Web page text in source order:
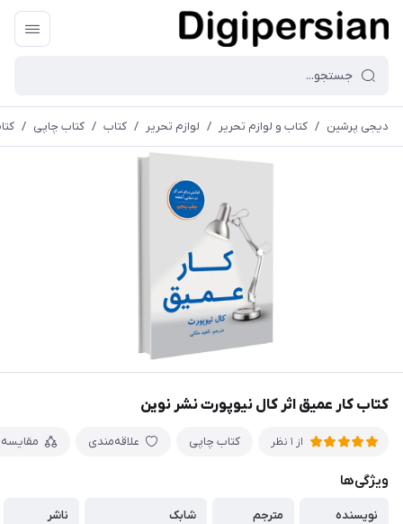
دیجی پرشین / کتاب و لوازم تحریر / لوازم تحریر / کتاب / کتاب چاپی /
کتاب کار عمیق اثر کال نیوپورت نشر نوین
از 1 نظر کتاب چاپی علاقه‌مندی مقایسه
ویژگی‌ها
نویسنده
مترجم
شابک
ناشر